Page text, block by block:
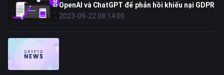
OpenAI và ChatGPT để phản hồi khiếu nại GDPR
2023-09-22 08:14:00